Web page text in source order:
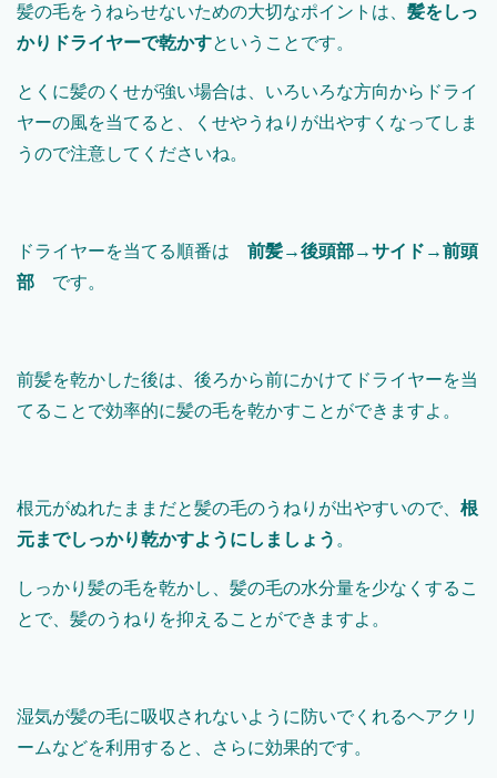
髪の毛をうねらせないための大切なポイントは、 髪をしっ
かりドライヤーで乾かすということです。
とくに髪のくせが強い場合は、いろいろな方向からドライ
ヤーの風を当てると、くせやうねりが出やすくなってしま
うので注意してくださいね。
ドライヤーを当てる順番は 前髪→後頭部→サイド→前頭
部 です。
前髪を乾かした後は、後ろから前にかけてドライヤーを当
てることで効率的に髪の毛を乾かすことができますよ。
根元がぬれたままだと髪の毛のうねりが出やすいので、 根
元までしっかり乾かすようにしましょう 。
しっかり髪の毛を乾かし、髪の毛の水分量を少なくするこ
とで、髪のうねりを抑えることができますよ。
湿気が髪の毛に吸収されないように防いでくれるヘアクリ
ームなどを利用すると、さらに効果的です。